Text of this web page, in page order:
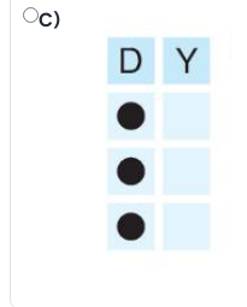
C)